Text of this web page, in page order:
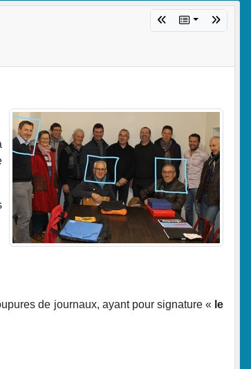
de journaux, ayant pour signature « le